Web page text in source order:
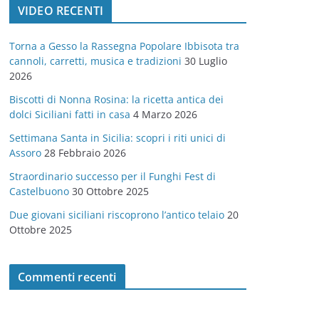
o
r
e
VIDEO RECENTI
Torna a Gesso la Rassegna Popolare Ibbisota tra
cannoli, carretti, musica e tradizioni 30 Luglio
2026
Biscotti di Nonna Rosina: la ricetta antica dei
dolci Siciliani fatti in casa 4 Marzo 2026
Settimana Santa in Sicilia: scopri i riti unici di
Assoro 28 Febbraio 2026
Straordinario successo per il Funghi Fest di
Castelbuono 30 Ottobre 2025
Due giovani siciliani riscoprono l’antico telaio 20
Ottobre 2025
Commenti recenti